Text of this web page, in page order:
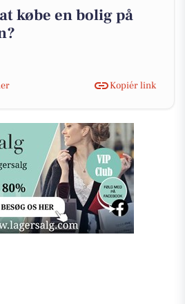
købe en bolig på
Kopiér link